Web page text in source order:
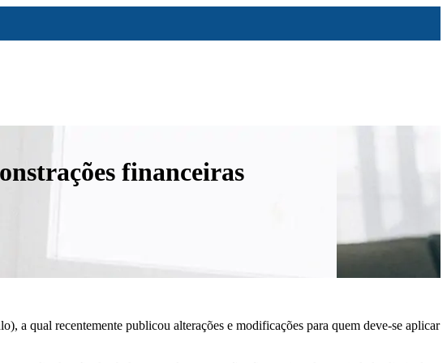
financeiras
a qual recentemente publicou alterações e modificações para quem deve-se aplicar